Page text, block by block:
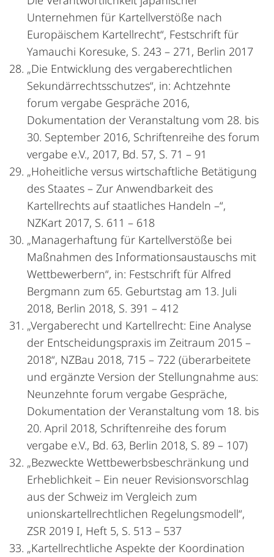
Unternehmen für Kartellverstöße nach
Europäischem Kartellrecht“, Festschrift für
Yamauchi Koresuke, S. 243 – 271, Berlin 2017
„Die Entwicklung des vergaberechtlichen
Sekundärrechtsschutzes“, in: Achtzehnte
forum vergabe Gespräche 2016,
Dokumentation der Veranstaltung vom 28. bis
30. September 2016, Schriftenreihe des forum
vergabe e.V., 2017, Bd. 57, S. 71 – 91
„Hoheitliche versus wirtschaftliche Betätigung
des Staates – Zur Anwendbarkeit des
Kartellrechts auf staatliches Handeln –“,
NZKart 2017, S. 611 – 618
„Managerhaftung für Kartellverstöße bei
Maßnahmen des Informationsaustauschs mit
Wettbewerbern“, in: Festschrift für Alfred
Bergmann zum 65. Geburtstag am 13. Juli
2018, Berlin 2018, S. 391 – 412
„Vergaberecht und Kartellrecht: Eine Analyse
der Entscheidungspraxis im Zeitraum 2015 –
2018“, NZBau 2018, 715 – 722 (überarbeitete
und ergänzte Version der Stellungnahme aus:
Neunzehnte forum vergabe Gespräche,
Dokumentation der Veranstaltung vom 18. bis
20. April 2018, Schriftenreihe des forum
vergabe e.V., Bd. 63, Berlin 2018, S. 89 – 107)
„Bezweckte Wettbewerbsbeschränkung und
Erheblichkeit – Ein neuer Revisionsvorschlag
aus der Schweiz im Vergleich zum
unionskartellrechtlichen Regelungsmodell“,
ZSR 2019 I, Heft 5, S. 513 – 537
„Kartellrechtliche Aspekte der Koordination